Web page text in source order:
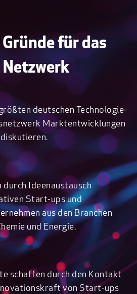
Gründe für das
Netzwerk
deutschen Technologie-
Marktentwicklungen
Ideenaustausch
Start-ups und
aus den Branchen
und Energie.
schaffen durch den Kontakt
von Start-ups